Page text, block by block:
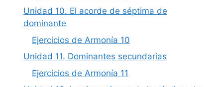
Unidad 10. El acorde de séptima de
dominante
Ejercicios de Armonía 10
Unidad 11. Dominantes secundarias
Ejercicios de Armonía 11